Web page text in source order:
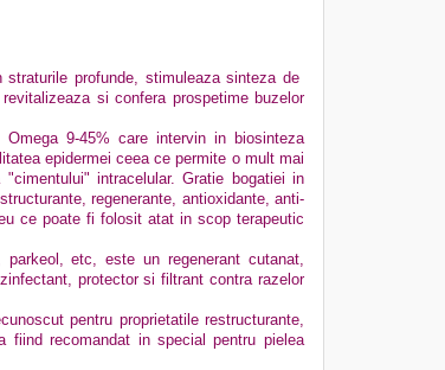
profunde, stimuleaza sinteza de
si confera prospetime buzelor
9-45% care intervin in biosinteza
epidermei ceea ce permite o mult mai
intracelular. Gratie bogatiei in
regenerante, antioxidante, anti-
ce poate fi folosit atat in scop terapeutic
etc, este un regenerant cutanat,
protector si filtrant contra razelor
pentru proprietatile restructurante,
fiind recomandat in special pentru pielea